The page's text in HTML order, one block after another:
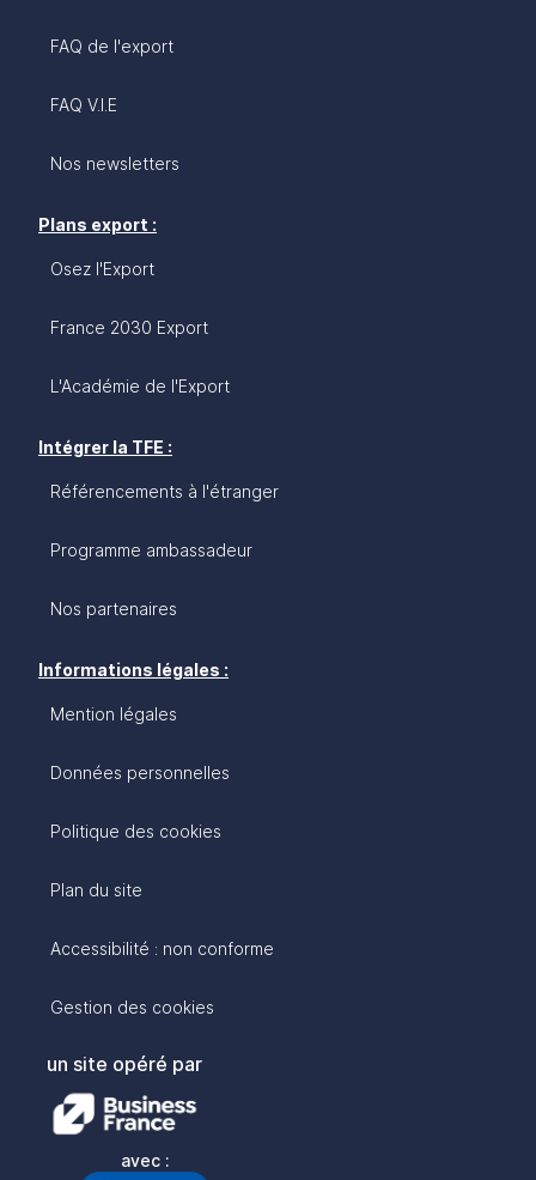
FAQ de l'export
FAQ V.I.E
Nos newsletters
Plans export :
Osez l'Export
France 2030 Export
L'Académie de l'Export
Intégrer la TFE :
Référencements à l'étranger
Programme ambassadeur
Nos partenaires
Informations légales :
Mention légales
Données personnelles
Politique des cookies
Plan du site
Accessibilité : non conforme
Gestion des cookies
un site opéré par
avec :